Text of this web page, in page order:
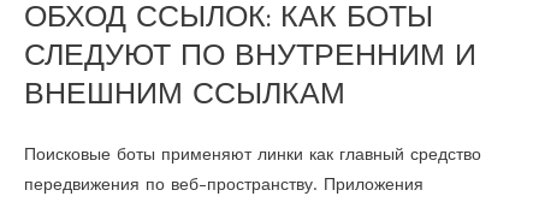
ОБХОД ССЫЛОК: КАК БОТЫ
СЛЕДУЮТ ПО ВНУТРЕННИМ И
ВНЕШНИМ ССЫЛКАМ
Поисковые боты применяют линки как главный средство
передвижения по веб-пространству. Приложения